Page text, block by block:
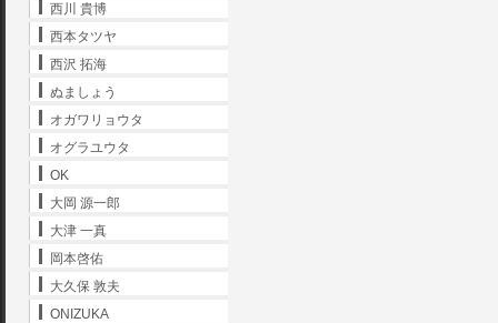
西川 貴博
西本タツヤ
西沢 拓海
ぬましょう
オガワリョウタ
オグラユウタ
OK
大岡 源一郎
大津 一真
岡本啓佑
大久保 敦夫
ONIZUKA